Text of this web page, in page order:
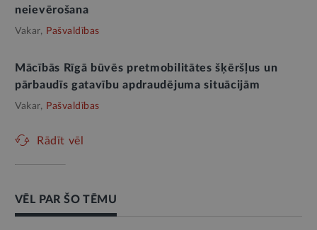
neievērošana
Vakar, Pašvaldības
Mācībās Rīgā būvēs pretmobilitātes šķēršļus un
pārbaudīs gatavību apdraudējuma situācijām
Vakar, Pašvaldības
Rādīt vēl
VĒL PAR ŠO TĒMU